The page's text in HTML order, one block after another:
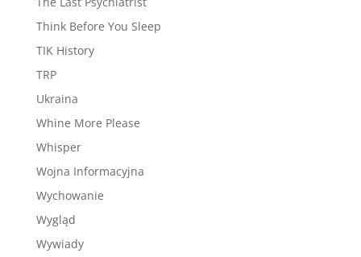
Think Before You Sleep
TIK History
TRP
Ukraina
Whine More Please
Whisper
Wojna Informacyjna
Wychowanie
Wygląd
Wywiady